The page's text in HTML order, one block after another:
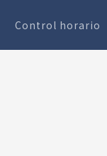
Control horario